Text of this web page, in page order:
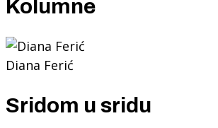
Kolumne
Diana Ferić
Sridom u sridu